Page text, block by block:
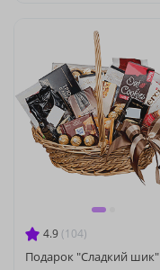
4.9 (104)
Подарок "Сладкий шик"